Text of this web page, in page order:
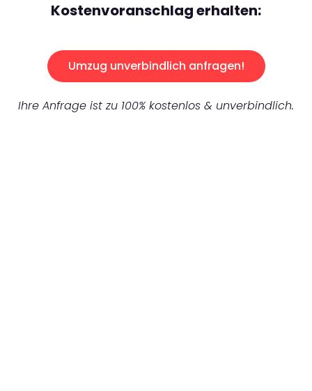
Kostenvoranschlag erhalten:
Umzug unverbindlich anfragen!
Ihre Anfrage ist zu 100% kostenlos & unverbindlich.